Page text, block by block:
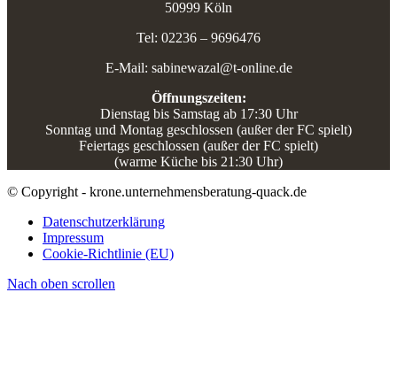
50999 Köln
Tel: 02236 – 9696476
E-Mail: sabinewazal@t-online.de
Öffnungszeiten:
Dienstag bis Samstag ab 17:30 Uhr
Sonntag und Montag geschlossen (außer der FC spielt)
Feiertags geschlossen (außer der FC spielt)
(warme Küche bis 21:30 Uhr)
© Copyright - krone.unternehmensberatung-quack.de
Datenschutzerklärung
Impressum
Cookie-Richtlinie (EU)
Nach oben scrollen